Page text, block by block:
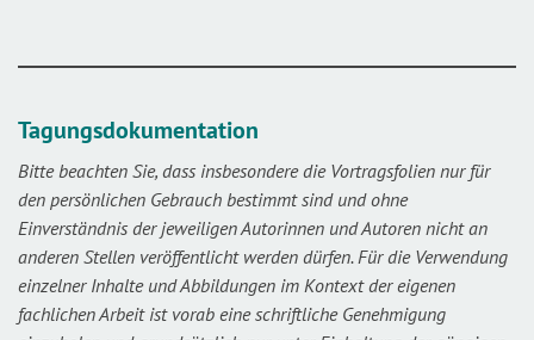
Tagungsdokumentation
Bitte beachten Sie, dass insbesondere die Vortragsfolien nur für
den persönlichen Gebrauch bestimmt sind und ohne
Einverständnis der jeweiligen Autorinnen und Autoren nicht an
anderen Stellen veröffentlicht werden dürfen. Für die Verwendung
einzelner Inhalte und Abbildungen im Kontext der eigenen
fachlichen Arbeit ist vorab eine schriftliche Genehmigung